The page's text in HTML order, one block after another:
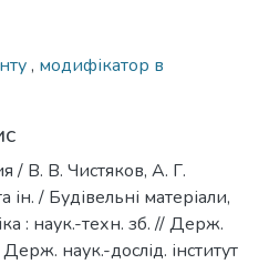
, модифікатор в
/ В. В. Чистяков, А. Г.
/ Будівельні матеріали,
: наук.-техн. зб. // Держ.
наук.-дослід. інститут